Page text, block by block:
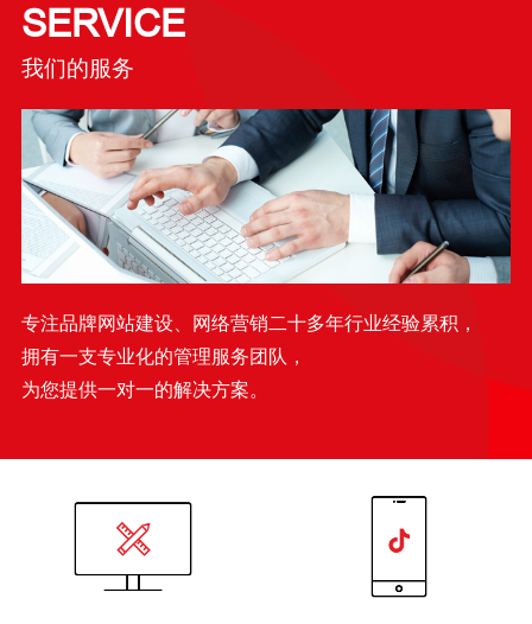
SERVICE
我们的服务
专注品牌网站建设、网络营销二十多年行业经验累积，
拥有一支专业化的管理服务团队，
为您提供一对一的解决方案。